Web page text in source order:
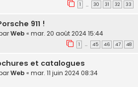
1 … 30 31 32 33
911 !
Web « mar. 20 août 2024 15:44
1 … 45 46 47 48
et catalogues
Web « mar. 11 juin 2024 08:34